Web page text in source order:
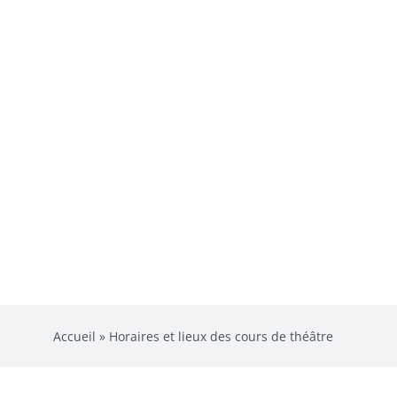
Accueil » Horaires et lieux des cours de théâtre